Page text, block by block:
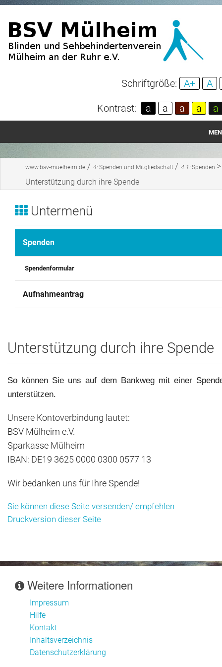
Schriftgröße: A+ A
Kontrast: a a a a a
Archiv
www.bsv-muelheim.de / 4: Spenden und Mitgliedschaft / 4.1: Spenden >
Unterstützung durch ihre Spende
Untermenü
Spenden
Spendenformular
Aufnahmeantrag
Unterstützung durch ihre Spende
So können Sie uns auf dem Bankweg mit einer
unterstützen.
Unsere Kontoverbindung lautet:
BSV Mülheim e.V.
Sparkasse Mülheim
IBAN: DE19 3625 0000 0300 0577 13
Wir bedanken uns für Ihre Spende!
Sie können diese Seite versenden/ empfehlen
Druckversion dieser Seite
Weitere Informationen
Impressum
Hilfe
Kontakt
Inhaltsverzeichnis
Datenschutzerklärung